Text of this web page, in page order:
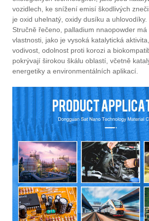
vozidlech, ke snížení emisí škodlivých
je oxid uhelnatý, oxidy dusíku a uhlovodíky.
Stručně řečeno, palladium nnaopowder má
vlastnosti, jako je vysoká katalytická
vodivost, odolnost proti korozi a
pokrývají širokou škálu oblastí, včetně
energetiky a environmentálních aplikací.